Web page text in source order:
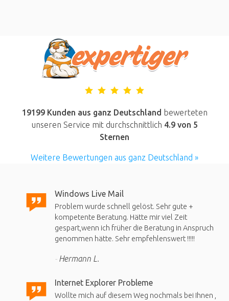
19199 Kunden aus ganz Deutschland bewerteten
unseren Service mit durchschnittlich 4.9von 5
Sternen
Weitere Bewertungen aus ganz Deutschland »
Windows Live Mail
Problem wurde schnell gelöst. Sehr gute +
kompetente Beratung. Hätte mir viel Zeit
gespart,wenn ich früher die Beratung in Anspruch
genommen hätte. Sehr empfehlenswert !!!!!
Hermann L.
Internet Explorer Probleme
Wollte mich auf diesem Weg nochmals bei Ihnen ,